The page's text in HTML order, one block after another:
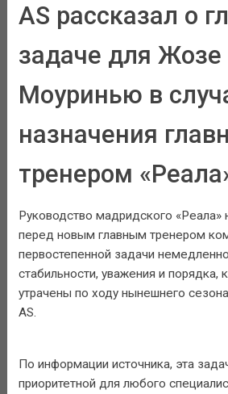
AS рассказал о
задаче для Жозе
Моуринью в
назначения
тренером
Руководство мадридского «Реала»
перед новым главным тренером
первостепенной задачи
стабильности, уважения и порядка,
утрачены по ходу нынешнего
AS.
По информации источника, эта
приоритетной для любого